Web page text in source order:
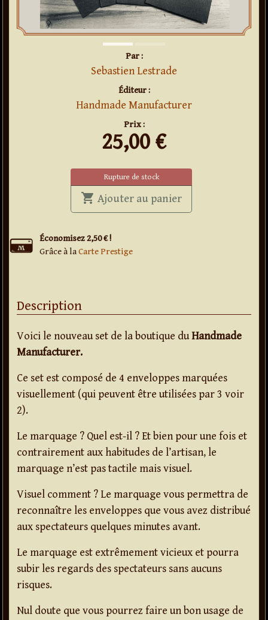
Par :
Sebastien Lestrade
Éditeur :
Handmade Manufacturer
Prix :
25,00 €
Économisez 2,50 € !
Grâce à laCarte Prestige
Rupture de stock
shopping_cart Ajouter au panier' . Enveloppes
Description
Voici le nouveau set de la boutique duHandmade
Manufacturer.
Ce set est composé de 4 enveloppes marquées
visuellement (qui peuvent être utilisées par 3 voir
2).
Le marquage ? Quel est-il ? Et bien pour une fois et
contrairement aux habitudes de l’artisan, le
marquage n’est pas tactile mais visuel.
Visuel comment ? Le marquage vous permettra de
reconnaître les enveloppes que vous avez distribué
aux spectateurs quelques minutes avant.
Le marquage est extrêmement vicieux et pourra
subir les regards des spectateurs sans aucuns
risques.
Nul doute que vous pourrez faire un bon usage de